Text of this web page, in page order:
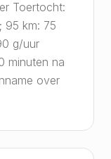
Toertocht:
95 km: 75
g/uur
minuten na
over